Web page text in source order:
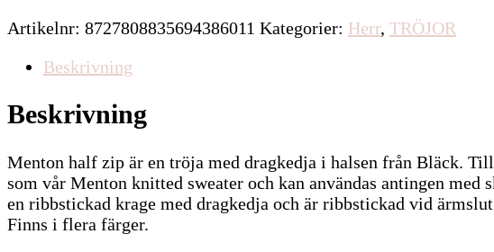
Artikelnr: 8727808835694386011 Kategorier: Herr, TRÖJOR
Beskrivning
Beskrivning
Menton half zip är en tröja med dragkedja i halsen från Bläck.
som vår Menton knitted sweater och kan användas antingen
en ribbstickad krage med dragkedja och är ribbstickad vid
Finns i flera färger.